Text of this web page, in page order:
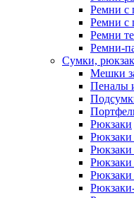
Ремни с
Ремни с
Ремни
Ремни-
Сумки,
Мешки
Пеналы
Рюкзаки
Рюкзаки
Рюкзаки
Рюкзаки
Рюкзаки